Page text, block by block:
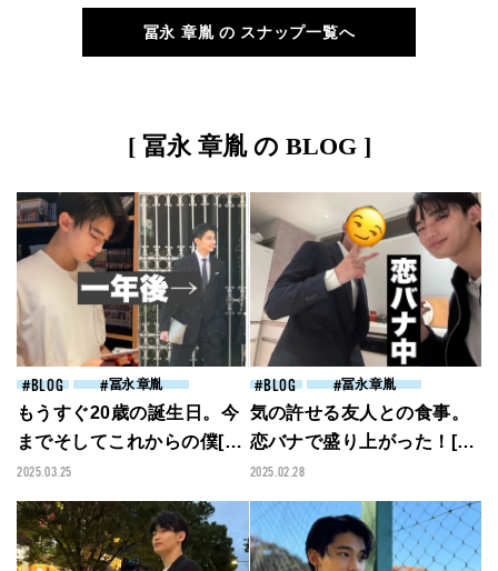
冨永 章胤 の スナップ一覧へ
[ 冨永 章胤 の BLOG ]
BLOG 冨永 章胤
もうすぐ20歳の誕生日。今
までそしてこれからの僕[冨
永章胤ブログ]
2025.03.25
BLOG 冨永 章胤
気の許せる友人との食事。
恋バナで盛り上がった！[冨
永章胤ブログ]
2025.02.28